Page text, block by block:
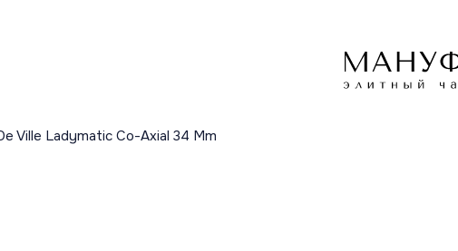
Ville Ladymatic Co-Axial 34 Mm